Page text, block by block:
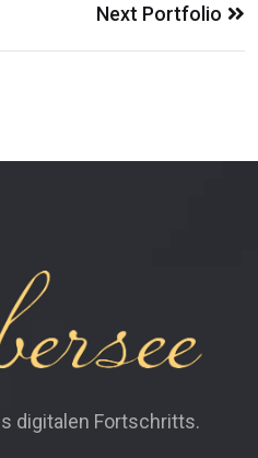
Next Portfolio
digitalen Fortschritts.